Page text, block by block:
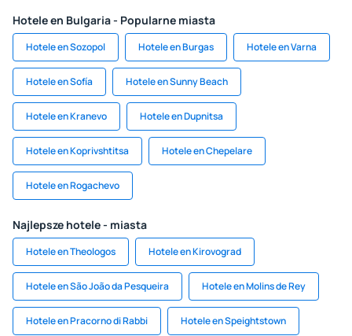
Hotele en Bulgaria - Popularne miasta
Hotele en Sozopol Hotele en Burgas Hotele en Varna
Hotele en Sofía Hotele en Sunny Beach
Hotele en Kranevo Hotele en Dupnitsa
Hotele en Koprivshtitsa Hotele en Chepelare
Hotele en Rogachevo
Najlepsze hotele - miasta
Hotele en Theologos Hotele en Kirovograd
Hotele en São João da Pesqueira Hotele en Molins de Rey
Hotele en Pracorno di Rabbi Hotele en Speightstown